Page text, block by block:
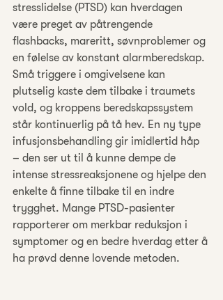
stresslidelse (PTSD) kan hverdagen
være preget av påtrengende
flashbacks, mareritt, søvnproblemer og
en følelse av konstant alarmberedskap.
Små triggere i omgivelsene kan
plutselig kaste dem tilbake i traumets
vold, og kroppens beredskapssystem
står kontinuerlig på tå hev. En ny type
infusjonsbehandling gir imidlertid håp
– den ser ut til å kunne dempe de
intense stressreaksjonene og hjelpe den
enkelte å finne tilbake til en indre
trygghet. Mange PTSD-pasienter
rapporterer om merkbar reduksjon i
symptomer og en bedre hverdag etter å
ha prøvd denne lovende metoden.